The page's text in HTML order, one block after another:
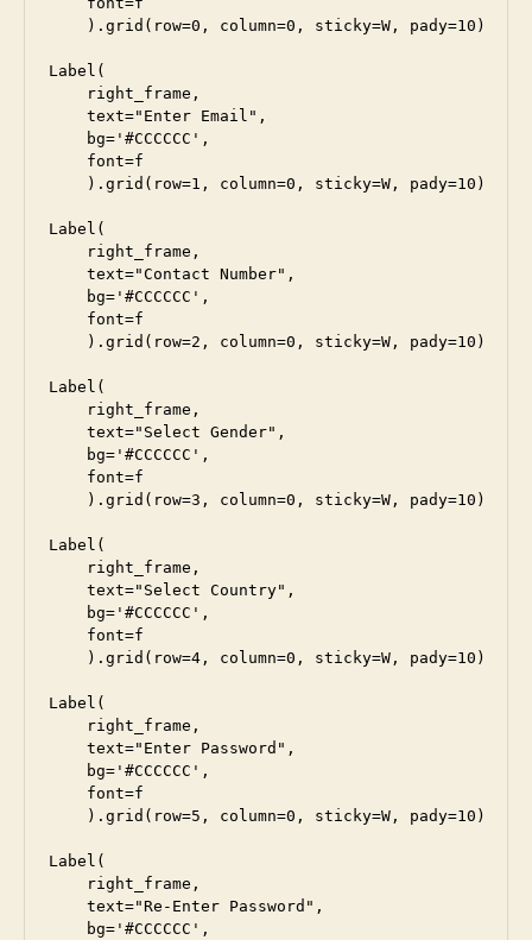
    ).grid(row=0, column=0, sticky=W, pady=10)
Label(
    right_frame,
    text="Enter Email",
    bg='#CCCCCC',
    font=f
    ).grid(row=1, column=0, sticky=W, pady=10)
Label(
    right_frame,
    text="Contact Number",
    bg='#CCCCCC',
    font=f
    ).grid(row=2, column=0, sticky=W, pady=10)
Label(
    right_frame,
    text="Select Gender",
    bg='#CCCCCC',
    font=f
    ).grid(row=3, column=0, sticky=W, pady=10)
Label(
    right_frame,
    text="Select Country",
    bg='#CCCCCC',
    font=f
    ).grid(row=4, column=0, sticky=W, pady=10)
Label(
    right_frame,
    text="Enter Password",
    bg='#CCCCCC',
    font=f
    ).grid(row=5, column=0, sticky=W, pady=10)
Label(
    right_frame,
    text="Re-Enter Password",
    bg='#CCCCCC',